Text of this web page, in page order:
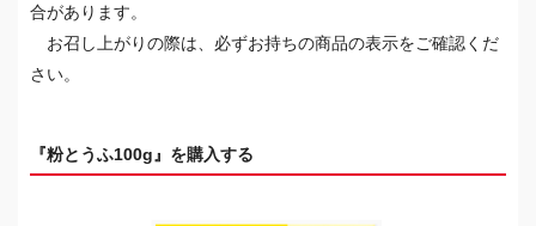
合があります。
お召し上がりの際は、必ずお持ちの商品の表示をご確認くだ
さい。
『粉とうふ100g』を購入する